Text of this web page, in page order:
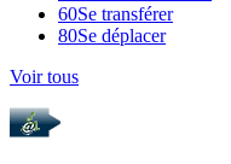
60Se transférer
80Se déplacer
Voir tous